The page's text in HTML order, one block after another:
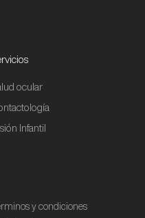
ocular
Infantil
y condiciones